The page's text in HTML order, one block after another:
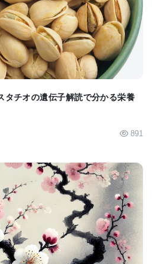
化が、トランスポゾンの認
、とマーティエンセン博士
胞”におけるメチル化の損失
る重要な知見の一つであ
おけるメチル化は関連した
おり、また２４ヌクレオチ
る。このプロセスは生殖細
ェネティック・マーキング
天性な形質を受け継ぐこと
してこれが存在するので
JP
タチオの遺伝子解読で分かる栄養
891
JP